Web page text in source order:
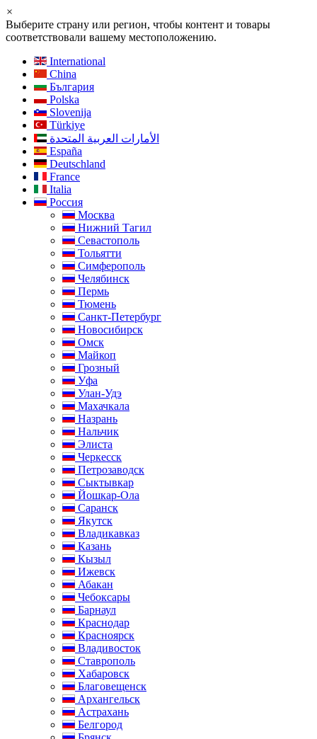
×
Выберите страну или регион, чтобы контент и товары
соответствовали вашему местоположению.
International
China
България
Polska
Slovenija
Türkiye
الأمارات العربية المتحدة
España
Deutschland
France
Italia
Россия
Москва
Нижний Тагил
Севастополь
Тольятти
Симферополь
Челябинск
Пермь
Тюмень
Санкт-Петербург
Новосибирск
Омск
Майкоп
Грозный
Уфа
Улан-Удэ
Махачкала
Назрань
Нальчик
Элиста
Черкесск
Петрозаводск
Сыктывкар
Йошкар-Ола
Саранск
Якутск
Владикавказ
Казань
Кызыл
Ижевск
Абакан
Чебоксары
Барнаул
Краснодар
Красноярск
Владивосток
Ставрополь
Хабаровск
Благовещенск
Архангельск
Астрахань
Белгород